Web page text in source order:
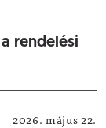
rendelési
2026. május 22.